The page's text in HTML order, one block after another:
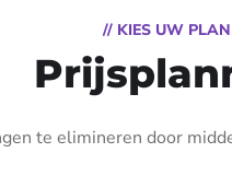
// KIES UW PLAN
te elimineren door